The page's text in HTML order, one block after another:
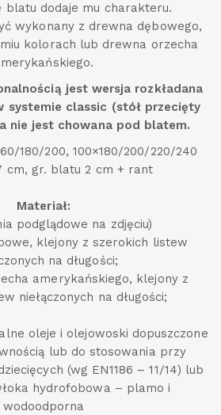
blatu dodaje mu charakteru.
wykonany z drewna dębowego,
kolorach lub drewna orzecha
jest wersja rozkładana
systemie classic (stół przecięty
nie jest chowana pod blatem.
180/200, 100×180/200/220/240
cm, gr. blatu 2 cm + rant
Materiał:
podglądowe na zdjęciu)
klejony z szerokich listew
na długości;
amerykańskiego, klejony z
niełączonych na długości;
oleje i olejowoski dopuszczone
lub do stosowania przy
(wg EN1186 – 11/14) lub
hydrofobowa – plamo i
wodoodporna